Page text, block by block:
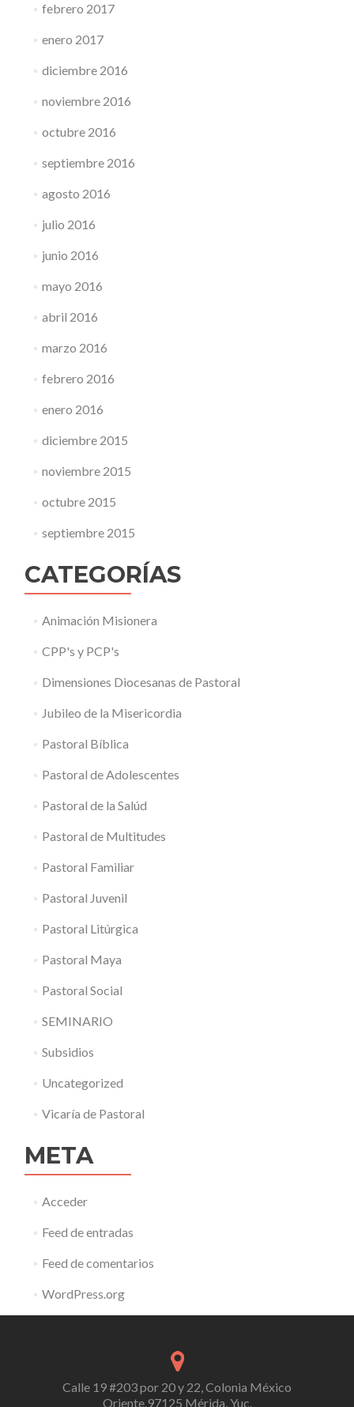
febrero 2017
enero 2017
diciembre 2016
noviembre 2016
octubre 2016
septiembre 2016
agosto 2016
julio 2016
junio 2016
mayo 2016
abril 2016
marzo 2016
febrero 2016
enero 2016
diciembre 2015
noviembre 2015
octubre 2015
septiembre 2015
CATEGORÍAS
Animación Misionera
CPP's y PCP's
Dimensiones Diocesanas de Pastoral
Jubileo de la Misericordia
Pastoral Bíblica
Pastoral de Adolescentes
Pastoral de la Salúd
Pastoral de Multitudes
Pastoral Familiar
Pastoral Juvenil
Pastoral Litúrgica
Pastoral Maya
Pastoral Social
SEMINARIO
Subsidios
Uncategorized
Vicaría de Pastoral
META
Acceder
Feed de entradas
Feed de comentarios
WordPress.org
Calle 19 #203 por 20 y 22, Colonia México
Oriente,97125 Mérida, Yuc.